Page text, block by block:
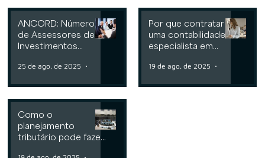
ANCORD: Número
de Assessores de
Investimentos
últimos 12 meses
25 de ago. de 2025
Por que contratar
uma contabilidade
especialista em
investimentos
19 de ago. de 2025
Como o
planejamento
tributário pode fazer